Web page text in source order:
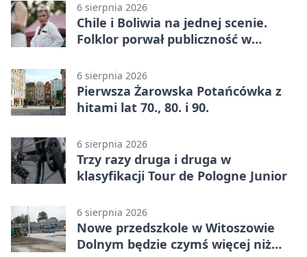
6 sierpnia 2026
Chile i Boliwia na jednej scenie.
Folklor porwał publiczność w
6 sierpnia 2026
Pierwsza Żarowska Potańcówka z
hitami lat 70., 80. i 90.
6 sierpnia 2026
Trzy razy druga i druga w
klasyfikacji Tour de Pologne Junior
6 sierpnia 2026
Nowe przedszkole w Witoszowie
Dolnym będzie czymś więcej niż